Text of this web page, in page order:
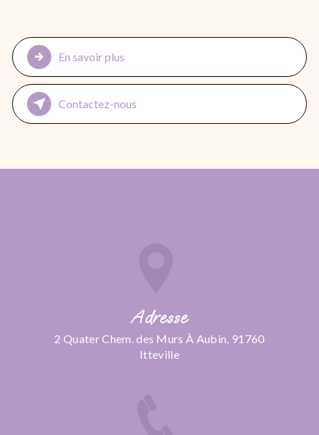
En savoir plus
Contactez-nous
Adresse
2 Quater Chem. des Murs À Aubin, 91760
Itteville